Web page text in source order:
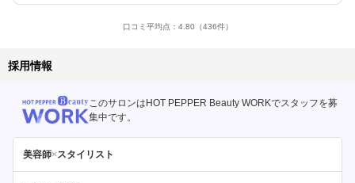
口コミ平均点： 4.80 （436件）
採用情報
このサロンはHOT PEPPER Beauty WORKでスタッフを募
集中です。
美容師×スタイリスト